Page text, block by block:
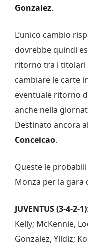
Gonzalez.
L’unico cambio
dovrebbe quindi
ritorno tra i titolari
cambiare le carte
eventuale ritorno
anche nella
Destinato ancora
Conceicao.
Queste le
Monza per la gara
JUVENTUS (3-4-2-1)
Kelly; McKennie,
Gonzalez, Yildiz;